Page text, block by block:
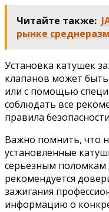
Читайте также:
рынке
Установка катушек
клапанов может
или с помощью
соблюдать все
правила
Важно помнить, что
установленные
серьезным поломкам
рекомендуется
зажигания
информацию о